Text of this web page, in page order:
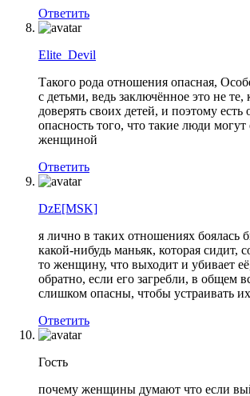
Ответить
Elite_Devil
Такого рода отношения опасная,
с детьми, ведь заключённое это не
доверять своих детей, и поэтому есть
опасность того, что такие люди могут
женщиной
Ответить
DzE[MSK]
я лично в таких отношениях боялась
какой-нибудь маньяк, которая сидит,
то женщину, что выходит и убивает
обратно, если его загребли, в общем
слишком опасны, чтобы устраивать их
Ответить
Гость
почему женщины думают что если